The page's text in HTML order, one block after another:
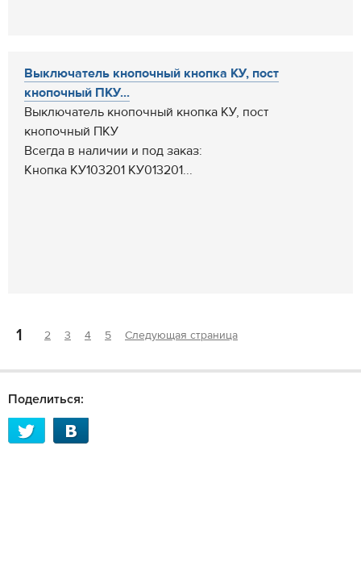
Выключатель кнопочный кнопка КУ, пост
кнопочный ПКУ...
Выключатель кнопочный кнопка КУ, пост
кнопочный ПКУ
Всегда в наличии и под заказ:
Кнопка КУ103201 КУ013201...
1 2 3 4 5 Следующая страница
Поделиться: